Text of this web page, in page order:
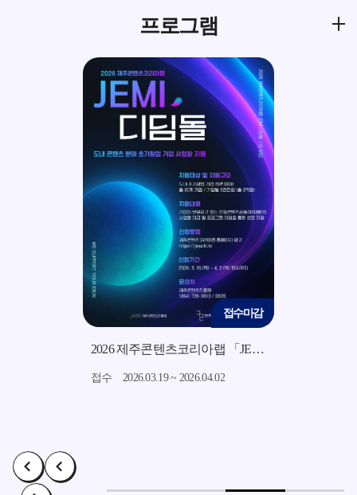
프로그램
접수마감
2026 제주콘텐츠코리아랩 「JEMI 디딤돌」 지원사업 모집 공고
접수 2026.03.19 ~ 2026.04.02